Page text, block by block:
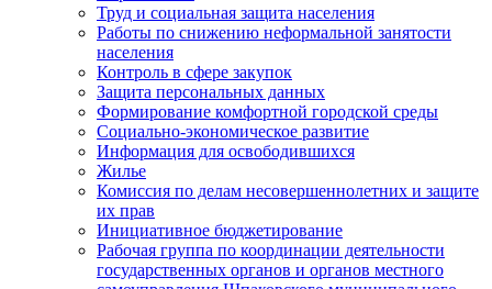
Труд и социальная защита населения
Работы по снижению неформальной занятости
населения
Контроль в сфере закупок
Защита персональных данных
Формирование комфортной городской среды
Социально-экономическое развитие
Информация для освободившихся
Жилье
Комиссия по делам несовершеннолетних и защите
их прав
Инициативное бюджетирование
Рабочая группа по координации деятельности
государственных органов и органов местного